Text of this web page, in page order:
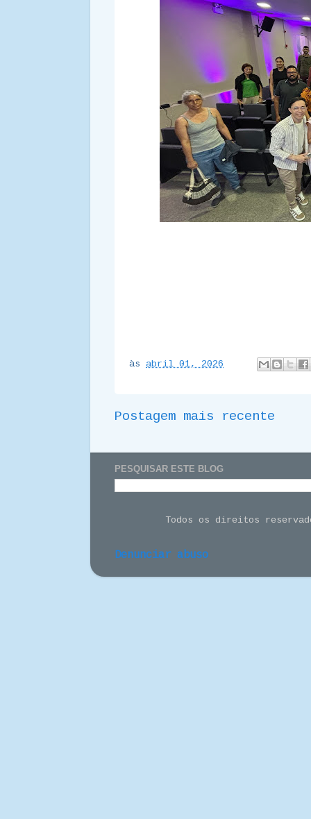
às abril 01, 2026
Postagem mais recente
PESQUISAR ESTE BLOG
Todos os direitos
Denunciar abuso